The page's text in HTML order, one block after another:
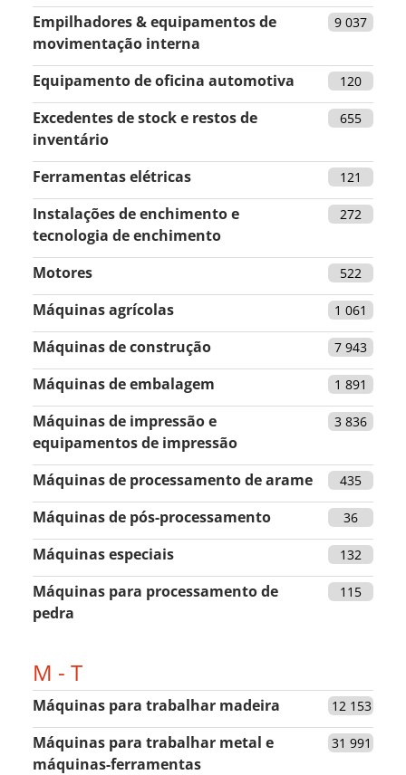
Empilhadores & equipamentos de
movimentação interna
9 037
Equipamento de oficina automotiva 120
Excedentes de stock e restos de
inventário
655
Ferramentas elétricas 121
Instalações de enchimento e
tecnologia de enchimento
272
Motores 522
Máquinas agrícolas 1 061
Máquinas de construção 7 943
Máquinas de embalagem 1 891
Máquinas de impressão e
equipamentos de impressão
3 836
Máquinas de processamento de arame 435
Máquinas de pós-processamento 36
Máquinas especiais 132
Máquinas para processamento de
pedra
115
M - T
Máquinas para trabalhar madeira 12 153
Máquinas para trabalhar metal e
máquinas-ferramentas
31 991